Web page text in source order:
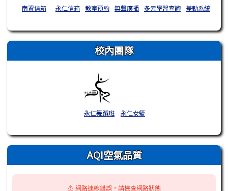
南資信箱 永仁信箱 教室預約 無聲廣播 多元學習查詢 差勤系統
校內團隊
永仁舞蹈班 永仁女籃
AQI空氣品質
⚠️ 網路連線錯誤，請檢查網路狀態